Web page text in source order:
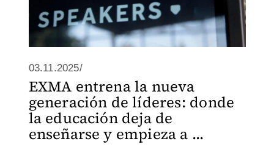
03.11.2025/
EXMA entrena la nueva
generación de líderes: donde
la educación deja de
enseñarse y empieza a ...